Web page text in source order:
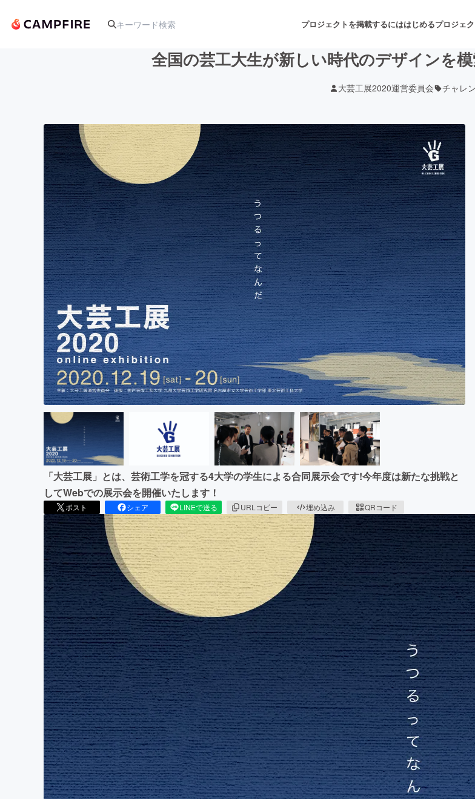
プロジェクトを掲載するにははじめるプロジェ
アート・写真 音楽 舞台・
テクノロジー・ガジェット ゲーム・サービス開発 フード
映像・映画 書籍・雑誌出版 アニメ
ビジネス・起業 チャレンジ ビュー
まちづくり・地域活性化
CAMPFIRE for Social GoodCAMPFIRE
CAMPFIREふるさと納税machi-yaコミュ
全国の芸工大生が新しい時代のデザインを
大芸工展2020運営委員会 チャレ
「大芸工展」とは、芸術工学を冠する4大学の学生による合同展示会です!今年度は新たな挑戦と
してWebでの展示会を開催いたします！
ポスト シェア LINEで送る URLコピー 埋め込み QRコード